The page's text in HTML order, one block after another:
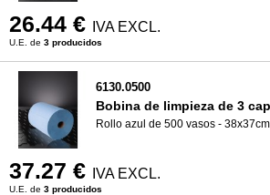
26.44 € IVA EXCL.
U.E. de 3 producidos
6130.0500
Bobina de limpieza de 3
Rollo azul de 500 vasos - 38x37cm
37.27 € IVA EXCL.
U.E. de 3 producidos